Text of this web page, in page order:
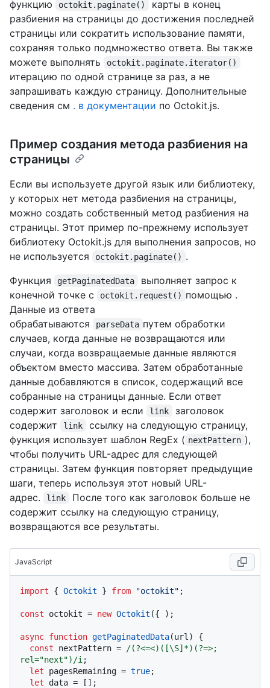
функцию octokit.paginate()
карты в конец
разбиения на страницы до достижения последней
страницы или сократить использование памяти,
сохраняя только подмножество ответа. Вы также
можете выполнять
octokit.paginate.iterator()
итерацию по одной странице за раз, а не
запрашивать каждую страницу. Дополнительные
сведения см . в документации по Octokit.js.
Пример создания метода разбиения на
страницы
Если вы используете другой язык или библиотеку,
у которых нет метода разбиения на страницы,
можно создать собственный метод разбиения на
страницы. Этот пример по-прежнему использует
библиотеку Octokit.js для выполнения запросов, но
не используется
octokit.paginate() .
Функция
getPaginatedData
выполняет запрос к
конечной точке с
octokit.request() помощью .
Данные из ответа
обрабатываются
parseData путем обработки
случаев, когда данные не возвращаются или
случаи, когда возвращаемые данные являются
объектом вместо массива. Затем обработанные
данные добавляются в список, содержащий все
собранные на страницы данные. Если ответ
содержит заголовок и если
link
заголовок
содержит
link
ссылку на следующую страницу,
функция использует шаблон RegEx ( nextPattern ),
чтобы получить URL-адрес для следующей
страницы. Затем функция повторяет предыдущие
шаги, теперь используя этот новый URL-
адрес.
link
После того как заголовок больше не
содержит ссылку на следующую страницу,
возвращаются все результаты.
JavaScript
import { Octokit } from "octokit" ;
const octokit = new Octokit ({ );
async function getPaginatedData(url ) {
const nextPattern =
/(?<=<)([\S]*)(?=>;
rel="next")/i ;
let pagesRemaining = true;
let data = [];